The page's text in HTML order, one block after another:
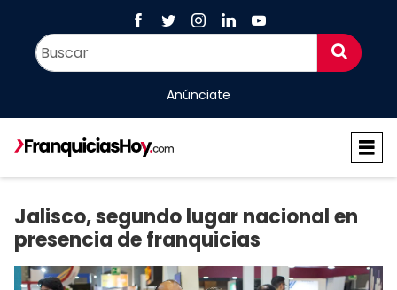
Anúnciate
Jalisco, segundo lugar nacional en
presencia de franquicias